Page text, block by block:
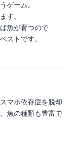
ゲーム。
す。
魚が育つので
ストです。
マホ依存症を脱却
魚の種類も豊富で